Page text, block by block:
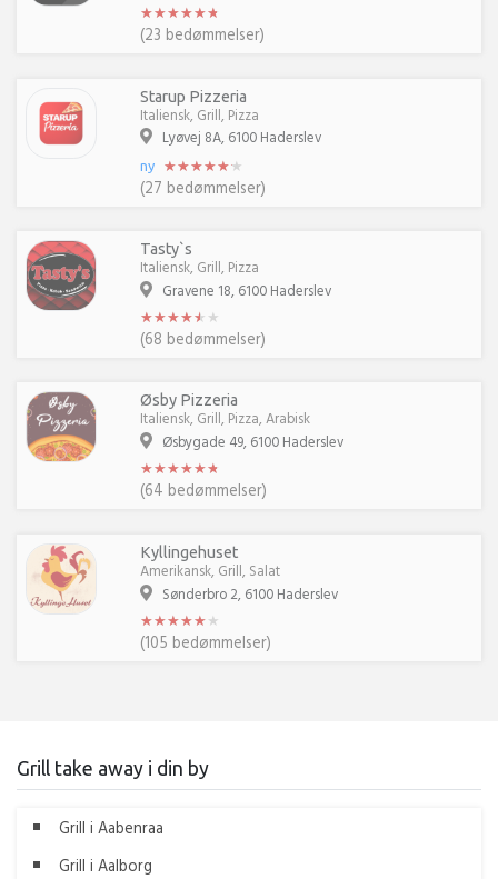
★★★★★★
★★★★★★
(23 bedømmelser)
Starup Pizzeria
Italiensk, Grill, Pizza
Lyøvej 8A, 6100 Haderslev
ny ★★★★★★
★★★★★★
(27 bedømmelser)
Tasty`s
Italiensk, Grill, Pizza
Gravene 18, 6100 Haderslev
★★★★★ ★
★★★★★ ★
(68 bedømmelser)
Øsby Pizzeria
Italiensk, Grill, Pizza, Arabisk
Øsbygade 49, 6100 Haderslev
★★★★★★
★★★★★★
(64 bedømmelser)
Kyllingehuset
Amerikansk, Grill, Salat
Sønderbro 2, 6100 Haderslev
★★★★★★
★★★★★★
(105 bedømmelser)
Grill take away i din by
Grill i Aabenraa
Grill i Aalborg